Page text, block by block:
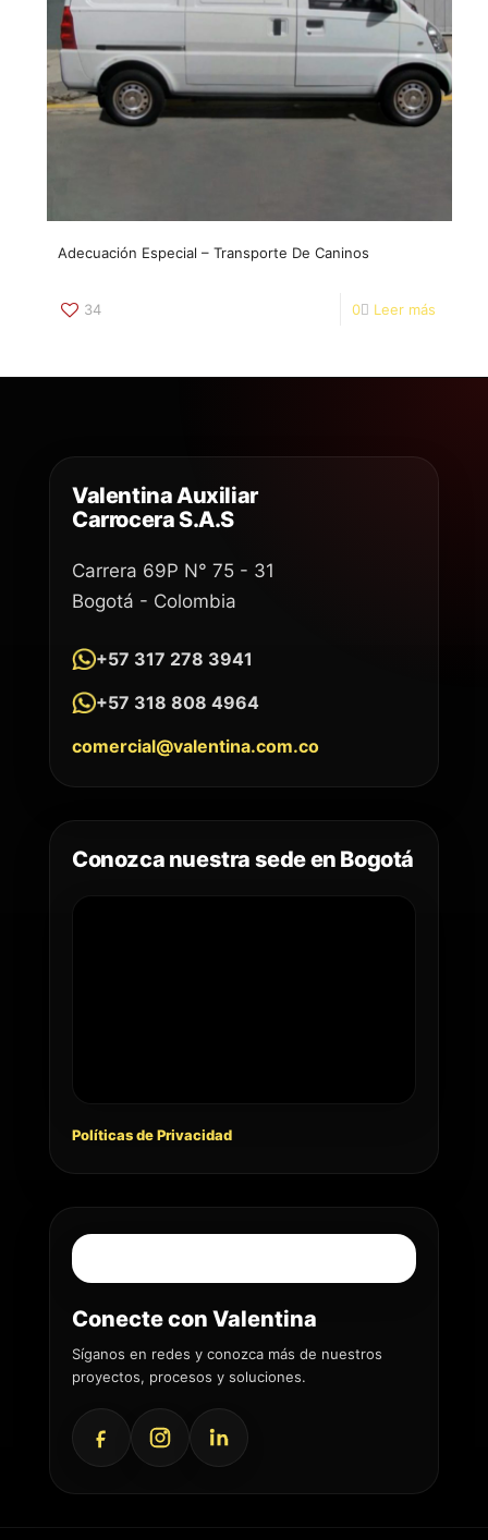
Adecuación Especial – Transporte De Caninos
34 0 Leer más
Valentina Auxiliar
Carrocera S.A.S
Carrera 69P N° 75 - 31
Bogotá - Colombia
+57 317 278 3941
+57 318 808 4964
comercial@valentina.com.co
Conozca nuestra sede en Bogotá
Políticas de Privacidad
Conecte con Valentina
Síganos en redes y conozca más de nuestros
proyectos, procesos y soluciones.